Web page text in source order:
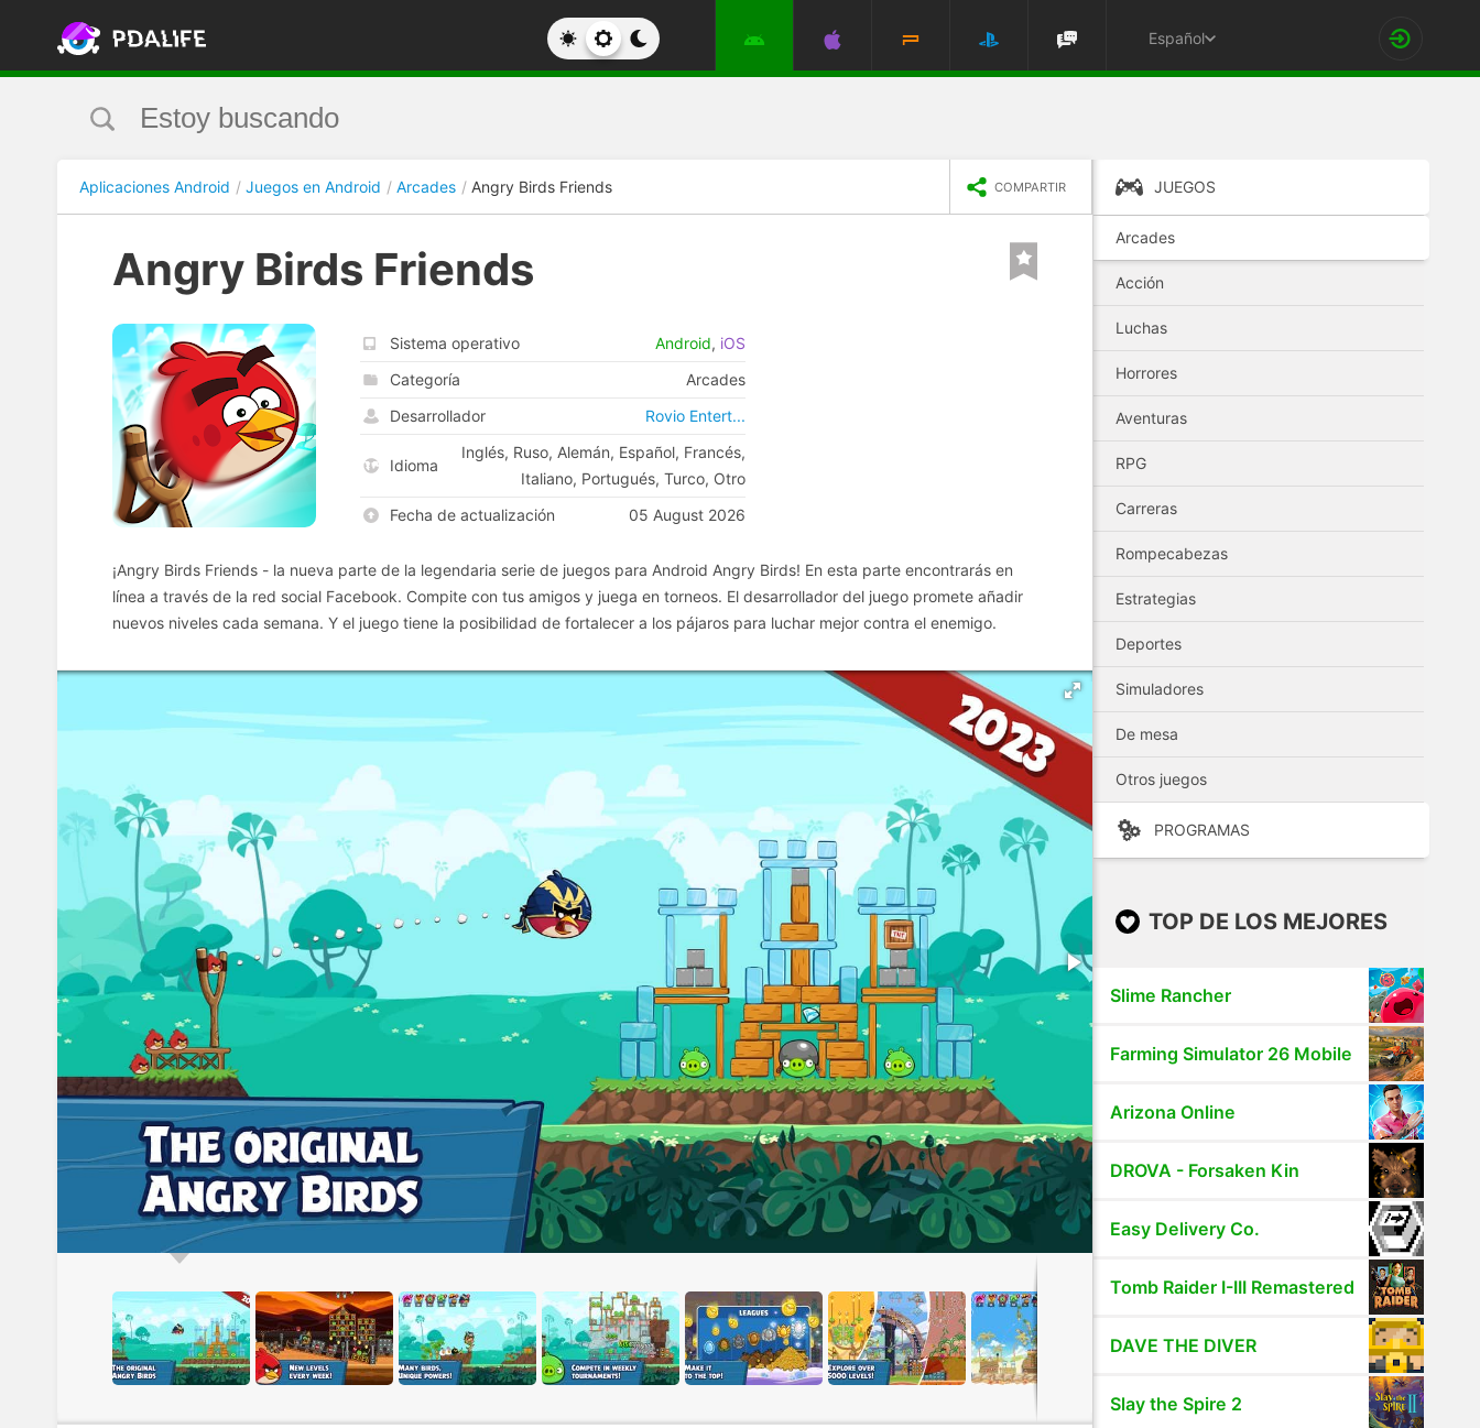
Español
Aplicaciones Android Juegos en Android Arcades Angry Birds Friends COMPARTIR
Angry Birds Friends
Sistema operativo Android, iOS
Categoría
Arcades
Desarrollador
Rovio Entert...
Idioma
Inglés, Ruso, Alemán, Español, Francés,
Italiano, Portugués, Turco, Otro
Fecha de actualización
05 August 2026
¡Angry Birds Friends - la nueva parte de la legendaria serie de juegos para Android Angry Birds! En esta parte encontrarás en
línea a través de la red social Facebook. Compite con tus amigos y juega en torneos. El desarrollador del juego promete añadir
nuevos niveles cada semana. Y el juego tiene la posibilidad de fortalecer a los pájaros para luchar mejor contra el enemigo.
JUEGOS
Arcades
Acción
Luchas
Horrores
Aventuras
RPG
Carreras
Rompecabezas
Estrategias
Deportes
Simuladores
De mesa
Otros juegos
PROGRAMAS
TOP DE LOS MEJORES
Slime Rancher
Farming Simulator 26 Mobile
Arizona Online
DROVA - Forsaken Kin
Easy Delivery Co.
Tomb Raider I-III Remastered
DAVE THE DIVER
Slay the Spire 2